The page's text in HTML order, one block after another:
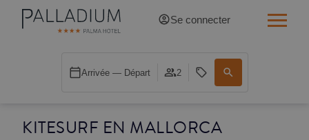
KITESURF EN MALLORCA
Se connecter
Arrivée — Départ 2
SINGLE BALCON CATHÉDRALE